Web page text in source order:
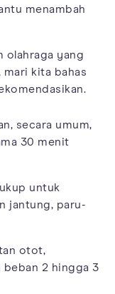
menambah
olahraga yang
mari kita bahas
secara umum,
30 menit
untuk
jantung, paru-
otot,
beban 2 hingga 3